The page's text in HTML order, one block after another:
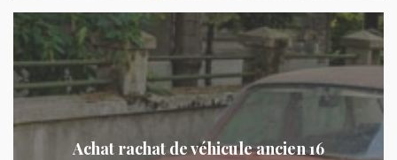
Achat rachat de véhicule ancien 16